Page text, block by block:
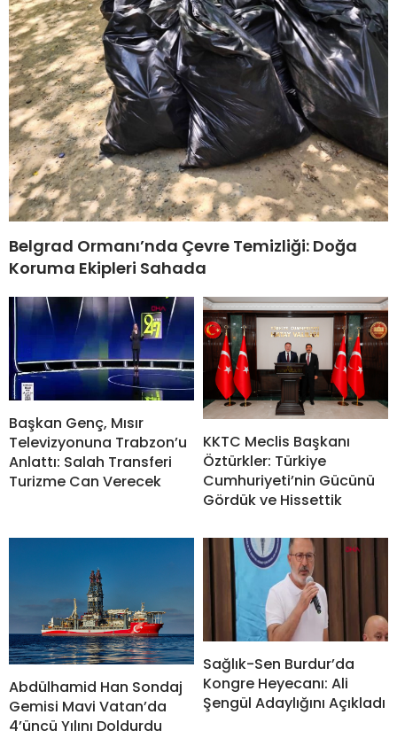
Belgrad Ormanı’nda Çevre Temizliği: Doğa
Koruma Ekipleri Sahada
Başkan Genç, Mısır
Televizyonuna Trabzon’u
Anlattı: Salah Transferi
Turizme Can Verecek
KKTC Meclis Başkanı
Öztürkler: Türkiye
Cumhuriyeti’nin Gücünü
Gördük ve Hissettik
Abdülhamid Han Sondaj
Gemisi Mavi Vatan’da
4’üncü Yılını Doldurdu
Sağlık-Sen Burdur’da
Kongre Heyecanı: Ali
Şengül Adaylığını Açıkladı